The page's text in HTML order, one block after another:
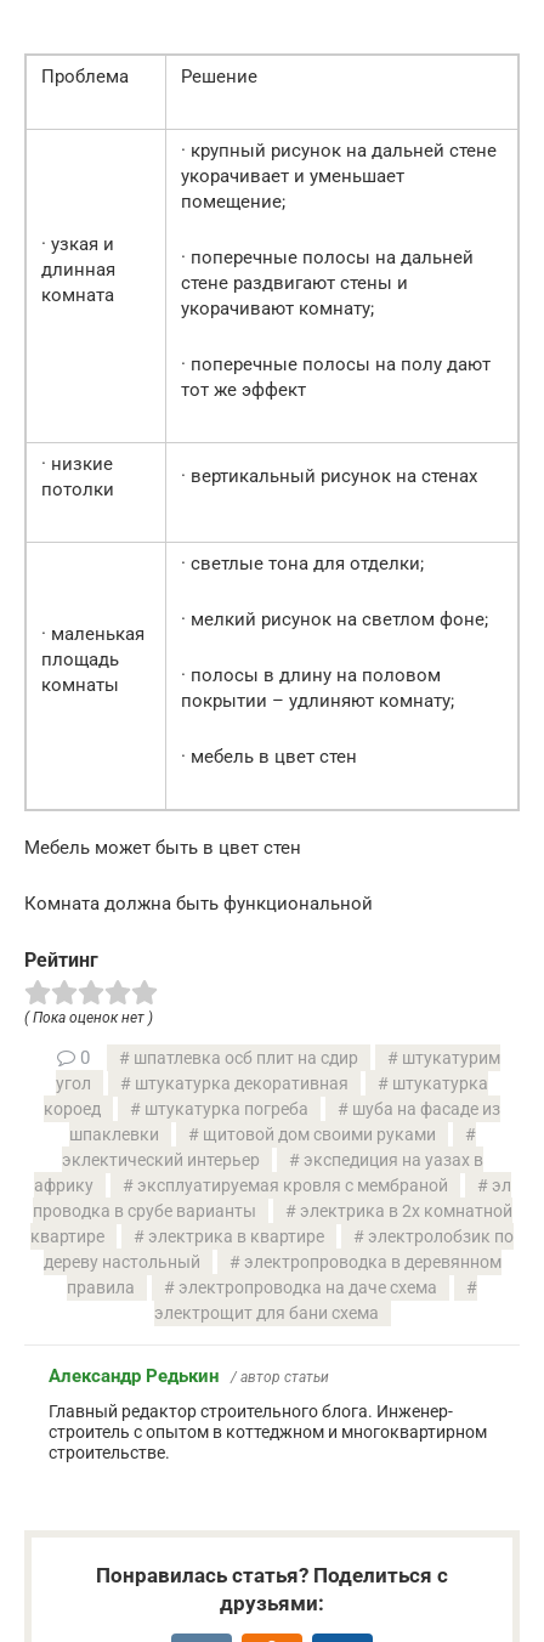
Проблема Решение
· узкая и
длинная
комната
· крупный рисунок на дальней стене
укорачивает и уменьшает
помещение;
· поперечные полосы на дальней
стене раздвигают стены и
укорачивают комнату;
· поперечные полосы на полу дают
тот же эффект
· низкие
потолки
· вертикальный рисунок на стенах
· маленькая
площадь
комнаты
· светлые тона для отделки;
· мелкий рисунок на светлом фоне;
· полосы в длину на половом
покрытии – удлиняют комнату;
· мебель в цвет стен
Мебель может быть в цвет стен
Комната должна быть функциональной
Рейтинг
( Пока оценок нет )
0 шпатлевка осб плит на сдир
штукатурим
угол
штукатурка декоративная
штукатурка
короед
штукатурка погреба
шуба на фасаде из
шпаклевки
щитовой дом своими руками
эклектический интерьер
экспедиция на уазах в
африку
эксплуатируемая кровля с мембраной
эл
проводка в срубе варианты
электрика в 2х комнатной
квартире
электрика в квартире
электролобзик по
дереву настольный
электропроводка в деревянном
правила
электропроводка на даче схема
электрощит для бани схема
Александр Редькин / автор статьи
Главный редактор строительного блога. Инженер-
строитель с опытом в коттеджном и многоквартирном
строительстве.
Понравилась статья? Поделиться с
друзьями: